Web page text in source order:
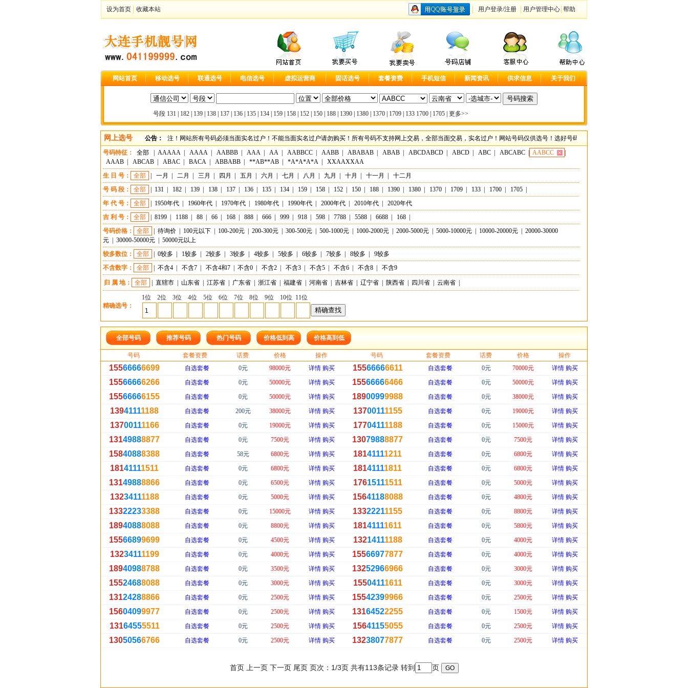
设为首页 收藏本站 用户登录/注册 用户管理中心 帮助
网站首页 移动选号 联通选号 电信选号 虚拟运营商 固话选号 套餐资费 手机短信 新闻资讯 供求信息 关于我们
号段 131 182 139 138 137 136 135 134 159 158 152 150 188 1390 1380 1370 1709 133 1700 1705 更多>>
网上选号 公告：
注！网站所有号码必须当面实名过户！不能当面实名过户请勿购买！所有号码不支持网上交易，全部当面交易，实名过户！网站号码仅供选号！选好号码请联系客服咨询具体事宜！尽在大连手
号码特征：
全部 AAAAA AAAA AABBB AAA AA AABBCC AABB ABABAB ABAB ABCDABCD ABCD ABC ABCABC AABCC
AAAB
ABCAB ABAC BACA ABBABB **AB**AB *A*A*A*A
XXAAXXAA
生 日 号：
全部 一月 二月 三月 四月 五月 六月 七月 八月 九月 十月 十一月
十二月
号 码 段：
全部 131 182 139 138 137 136 135 134 159 158 152 150 188 1390 1380 1370 1709 133 1700 1705
年 代 号：
全部 1950年代 1960年代 1970年代 1980年代 1990年代 2000年代 2010年代
2020年代
吉 利 号：
全部 8199 1188 88 66 168 888 666 999 918 598 7788 5588 6688 168
号码价格：
全部 待询价 100元以下 100-200元 200-300元 300-500元 500-1000元 1000-2000元 2000-5000元 5000-10000元 10000-20000元
20000-30000
元
30000-50000元
50000元以上
较多数位：
全部 0较多 1较多 2较多 3较多 4较多 5较多 6较多 7较多 8较多
9较多
不含数字：
全部 不含4 不含7 不含4和7 不含0 不含2 不含3 不含5 不含6 不含8 不含9
归 属 地： 全部 直辖市 山东省 江苏省 广东省 浙江省 福建省 河南省 吉林省 辽宁省 陕西省 四川省 云南省
精确选号：
1位 2位 3位 4位 5位 6位 7位 8位 9位 10位 11位
全部号码 推荐号码 热门号码 价格低到高 价格高到低
号码 套餐资费 话费 价格 操作 号码 套餐资费 话费 价格 操作
15566666699 自选套餐 0元 98000元 详情 购买 15566666611 自选套餐 0元 70000元 详情 购买
15566666266 自选套餐 0元 50000元 详情 购买 15566666466 自选套餐 0元 50000元 详情 购买
15566666155 自选套餐 0元 50000元 详情 购买 18900999988 自选套餐 0元 38000元 详情 购买
13941111188 自选套餐 200元 38000元 详情 购买 13700111155 自选套餐 0元 19000元 详情 购买
13700111166 自选套餐 0元 19000元 详情 购买 17704111188 自选套餐 0元 15000元 详情 购买
13149888877 自选套餐 0元 7500元 详情 购买 13079888877 自选套餐 0元 7500元 详情 购买
15840888388 自选套餐 58元 6800元 详情 购买 18141111211 自选套餐 0元 6800元 详情 购买
18141111511 自选套餐 0元 6800元 详情 购买 18141111811 自选套餐 0元 6800元 详情 购买
13149888866 自选套餐 0元 6500元 详情 购买 17615111511 自选套餐 0元 5000元 详情 购买
13234111188 自选套餐 0元 5000元 详情 购买 15641188088 自选套餐 0元 4800元 详情 购买
13322233388 自选套餐 0元 15000元 详情 购买 13322211155 自选套餐 0元 8800元 详情 购买
18940888088 自选套餐 0元 8800元 详情 购买 18141111611 自选套餐 0元 5800元 详情 购买
15566899699 自选套餐 0元 4500元 详情 购买 13214111188 自选套餐 0元 4000元 详情 购买
13234111199 自选套餐 0元 4000元 详情 购买 15566977877 自选套餐 0元 4000元 详情 购买
18940988788 自选套餐 0元 3500元 详情 购买 13252966966 自选套餐 0元 3000元 详情 购买
15524688088 自选套餐 0元 3000元 详情 购买 15504111611 自选套餐 0元 3000元 详情 购买
13124288866 自选套餐 0元 2500元 详情 购买 15542399966 自选套餐 0元 2500元 详情 购买
15604099977 自选套餐 0元 2500元 详情 购买 13164522255 自选套餐 0元 1500元 详情 购买
13164555511 自选套餐 0元 2500元 详情 购买 15641155055 自选套餐 0元 2500元 详情 购买
13050566766 自选套餐 0元 2500元 详情 购买 13238077877 自选套餐 0元 2500元 详情 购买
首页 上一页 下一页 尾页页次：1/3页 共有113条记录 转到 页